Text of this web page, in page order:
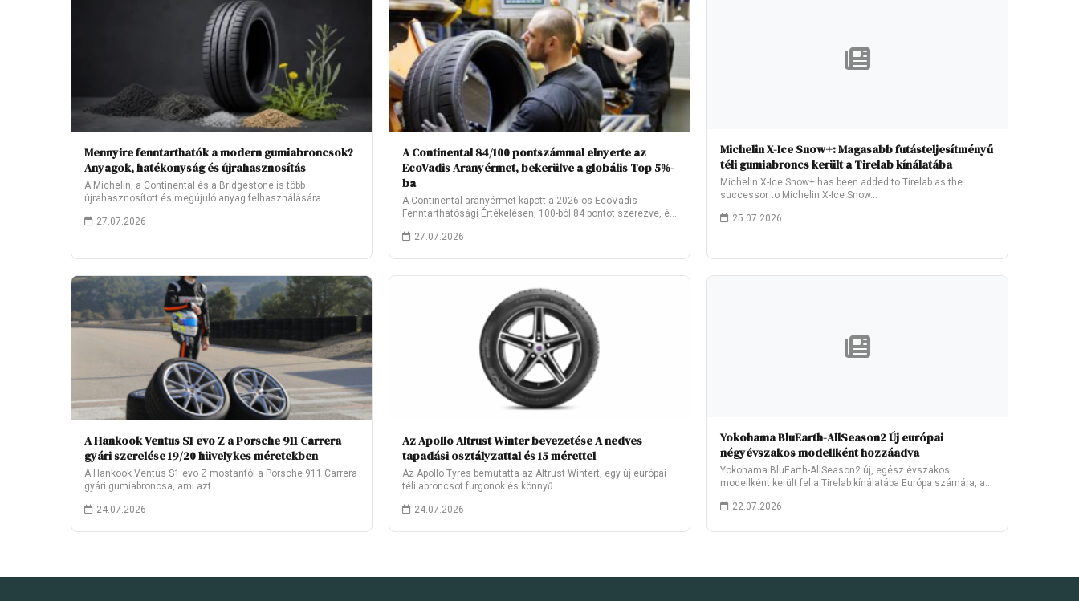
Mennyire fenntarthatók a modern gumiabroncsok?
Anyagok, hatékonyság és újrahasznosítás
A Michelin, a Continental és a Bridgestone is több
újrahasznosított és megújuló anyag felhasználására
27.07.2026
A Continental 84/100 pontszámmal elnyerte az
EcoVadis Aranyérmet, bekerülve a globális Top 5%-
ba
A Continental aranyérmet kapott a 2026-os EcoVadis
Fenntarthatósági Értékelésen, 100-ból 84 pontot szerezve, és
27.07.2026
Michelin X-Ice Snow+: Magasabb futásteljesítményű
téli gumiabroncs került a Tirelab kínálatába
Michelin X-Ice Snow+ has been added to Tirelab as the
successor to Michelin X-Ice Snow…
25.07.2026
A Hankook Ventus S1 evo Z a Porsche 911 Carrera
gyári szerelése 19/20 hüvelykes méretekben
A Hankook Ventus S1 evo Z mostantól a Porsche 911 Carrera
gyári gumiabroncsa, ami azt…
24.07.2026
Az Apollo Altrust Winter bevezetése A nedves
tapadási osztályzattal és 15 mérettel
Az Apollo Tyres bemutatta az Altrust Wintert, egy új európai
téli abroncsot furgonok és könnyű…
24.07.2026
Yokohama BluEarth-AllSeason2 Új európai
négyévszakos modellként hozzáadva
Yokohama BluEarth-AllSeason2 új, egész évszakos
modellként került fel a Tirelab kínálatába Európa számára, a
22.07.2026